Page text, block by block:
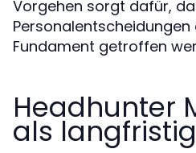
Vorgehen sorgt dafür,
Fundament getroffen
Headhunter
als